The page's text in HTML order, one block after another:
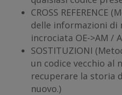
CROSS REFERENCE
delle informazioni di
incrociata OE->AM /
SOSTITUZIONI
un codice vecchio al
recuperare la storia
nuovo.)